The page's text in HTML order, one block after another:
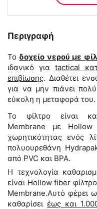
Περιγραφή
Το δοχείο νερού με
ιδανικό για tactical
επιβίωσης. Διαθέτει
για να μην πιάνει
εύκολη η μεταφορά του.
Το φίλτρο είναι
Membrane με
χωρητικότητας ενός
πολυουρεθάνη
από PVC και BPA.
Η τεχνολογία
είναι Hollow fiber
Membrane.Αυτό φέρει
καθαρίσει έως και